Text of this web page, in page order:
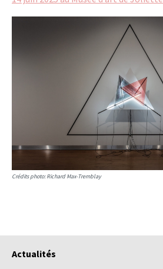
Crédits photo: Richard Max-Tremblay
Actualités